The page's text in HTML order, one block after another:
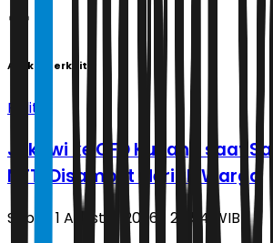
Artikel Terkait
Politik
Jokowi ke CFD Kupang saat
NTT, Disambut Meriah Warga
Sabtu, 1 Agustus 2026 | 20.54 WIB